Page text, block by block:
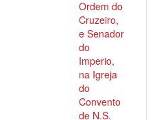
Ordem do
Cruzeiro,
e Senador
do
Imperio,
na Igreja
do
Convento
de N.S.